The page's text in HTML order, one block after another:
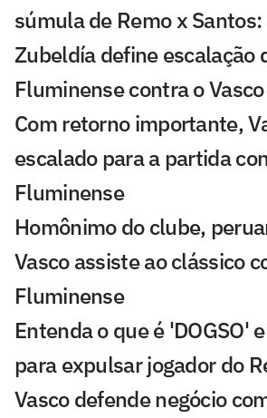
súmula de Remo x
Zubeldía define escalação
Fluminense contra o Vasco
Com retorno importante,
escalado para a partida
Fluminense
Homônimo do clube,
Vasco assiste ao clássico
Fluminense
Entenda o que é 'DOGSO'
para expulsar jogador do
Vasco defende negócio